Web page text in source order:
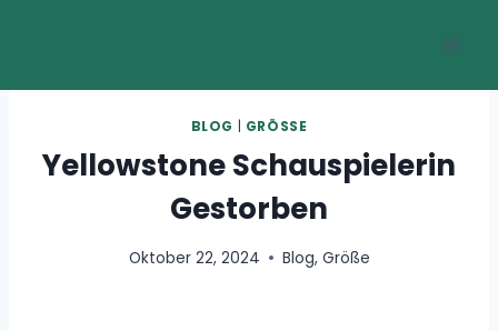
BLOG GRÖSSE
Yellowstone Schauspielerin
Gestorben
Oktober 22, 2024 Blog, Größe